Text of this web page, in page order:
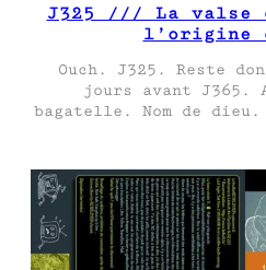
J325 /// La valse
l’origine
Ouch. J325. Reste
jours avant J365.
bagatelle. Nom de dieu.